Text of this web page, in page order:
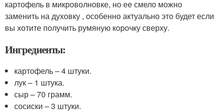
картофель в микроволновке, но ее смело можно
заменить на духовку , особенно актуально это будет если
вы хотите получить румяную корочку сверху.
Ингредиенты:
картофель – 4 штуки.
лук – 1 штука.
сыр – 70 грамм.
сосиски – 3 штуки.